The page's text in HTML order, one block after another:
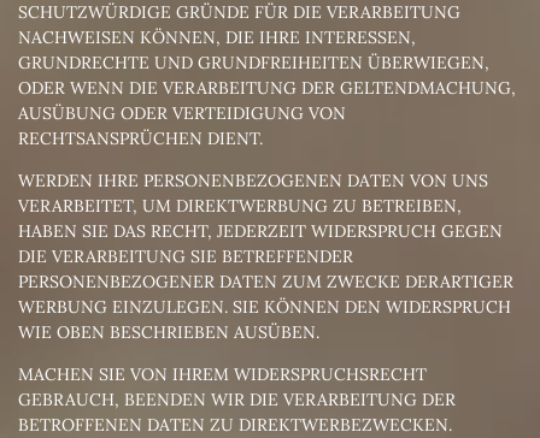
SCHUTZWÜRDIGE GRÜNDE FÜR DIE VERARBEITUNG
NACHWEISEN KÖNNEN, DIE IHRE INTERESSEN,
GRUNDRECHTE UND GRUNDFREIHEITEN ÜBERWIEGEN,
ODER WENN DIE VERARBEITUNG DER GELTENDMACHUNG,
AUSÜBUNG ODER VERTEIDIGUNG VON
RECHTSANSPRÜCHEN DIENT.
WERDEN IHRE PERSONENBEZOGENEN DATEN VON UNS
VERARBEITET, UM DIREKTWERBUNG ZU BETREIBEN,
HABEN SIE DAS RECHT, JEDERZEIT WIDERSPRUCH GEGEN
DIE VERARBEITUNG SIE BETREFFENDER
PERSONENBEZOGENER DATEN ZUM ZWECKE DERARTIGER
WERBUNG EINZULEGEN. SIE KÖNNEN DEN WIDERSPRUCH
WIE OBEN BESCHRIEBEN AUSÜBEN.
MACHEN SIE VON IHREM WIDERSPRUCHSRECHT
GEBRAUCH, BEENDEN WIR DIE VERARBEITUNG DER
BETROFFENEN DATEN ZU DIREKTWERBEZWECKEN.